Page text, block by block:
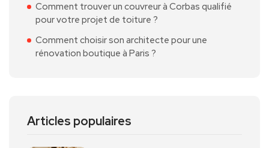
Comment trouver un couvreur à Corbas qualifié
pour votre projet de toiture ?
Comment choisir son architecte pour une
rénovation boutique à Paris ?
Articles populaires